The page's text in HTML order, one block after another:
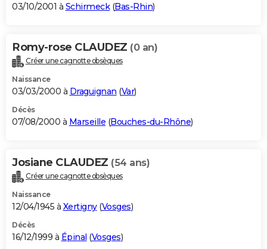
03/10/2001 à Schirmeck(Bas-Rhin)
Romy-rose CLAUDEZ (0 an)
Créer une cagnotte obsèques
Naissance
03/03/2000 à Draguignan (Var)
Décès
07/08/2000 à Marseille (Bouches-du-Rhône)
Josiane CLAUDEZ (54 ans)
Créer une cagnotte obsèques
Naissance
12/04/1945 à Xertigny(Vosges)
Décès
16/12/1999 à Épinal (Vosges)